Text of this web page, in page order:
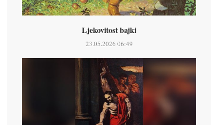
Ljekovitost bajki
23.05.2026 06:49